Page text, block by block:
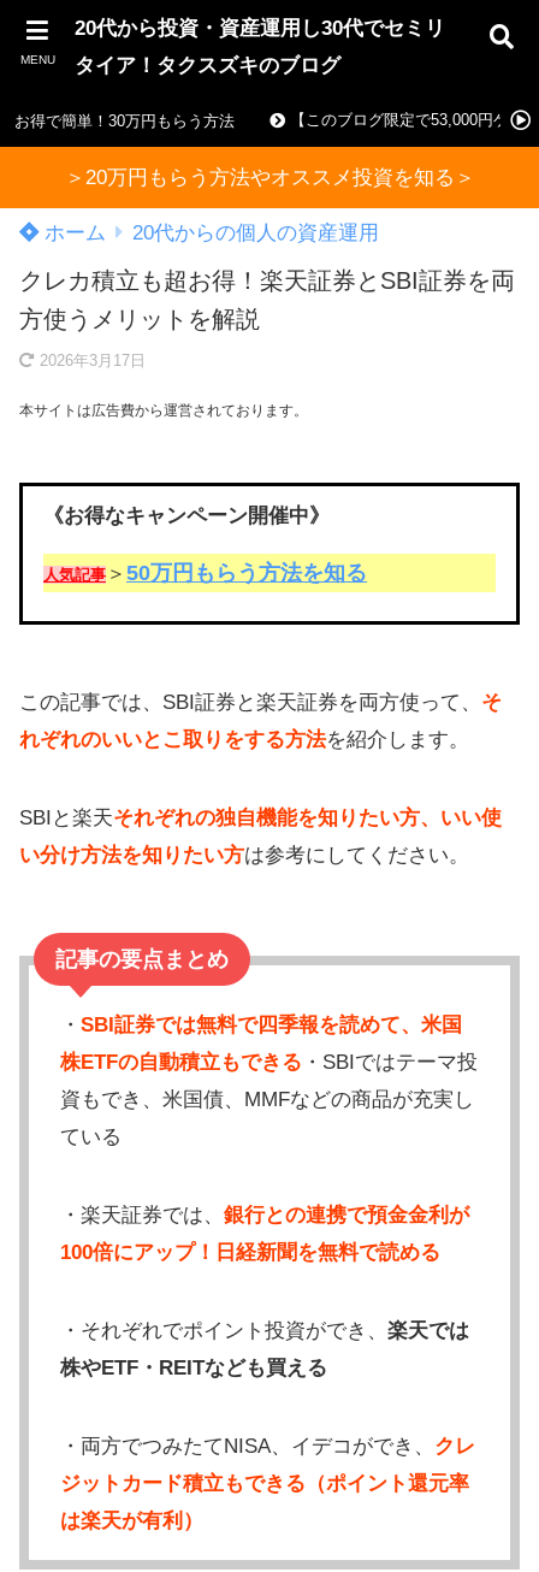
MENU
20代から投資・資産運用し30代でセミリ
タイア！タクスズキのブログ
お得で簡単！30万円もらう方法 【このブログ限定で53,000円ゲッ
＞20万円もらう方法やオススメ投資を知る＞
ホーム 20代からの個人の資産運用
クレカ積立も超お得！楽天証券とSBI証券を両
方使うメリットを解説
2026年3月17日
本サイトは広告費から運営されております。
《お得なキャンペーン開催中》
人気記事 ＞ 50万円もらう方法を知る
この記事では、SBI証券と楽天証券を両方使って、 そ
れぞれのいいとこ取りをする方法を紹介します。
SBIと楽天それぞれの独自機能を知りたい方、いい使
い分け方法を知りたい方は参考にしてください。
記事の要点まとめ
・ SBI証券では無料で四季報を読めて、米国
株ETFの自動積立もできる ・SBIではテーマ投
資もでき、米国債、MMFなどの商品が充実し
ている
・楽天証券では、 銀行との連携で預金金利が
100倍にアップ！日経新聞を無料で読める
・それぞれでポイント投資ができ、 楽天では
株やETF・REITなども買える
・両方でつみたてNISA、イデコができ、 クレ
ジットカード積立もできる（ポイント還元率
は楽天が有利）